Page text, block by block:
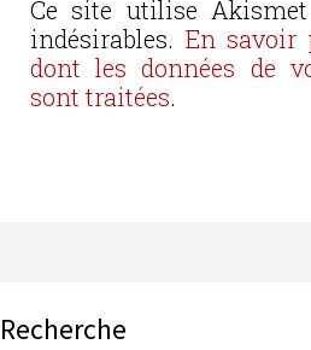
Ce site utilise
indésirables. En savoir
dont les données de
sont traitées.
Recherche